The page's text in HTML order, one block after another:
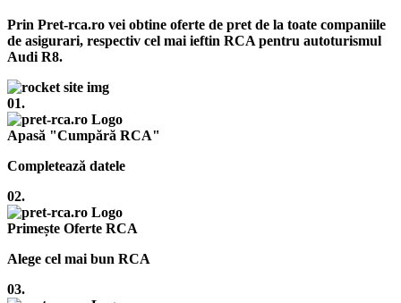
Prin Pret-rca.ro vei obtine oferte de pret de la toate companiile
de asigurari, respectiv cel mai ieftin RCA pentru autoturismul
Audi R8.
01.
Apasă "Cumpără RCA"
Completează datele
02.
Primește Oferte RCA
Alege cel mai bun RCA
03.